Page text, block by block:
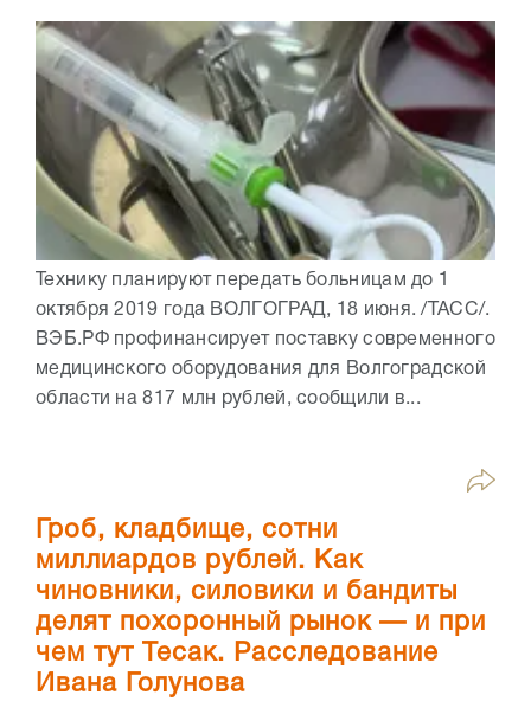
Технику планируют передать больницам до 1
октября 2019 года ВОЛГОГРАД, 18 июня. /ТАСС/.
ВЭБ.РФ профинансирует поставку современного
медицинского оборудования для Волгоградской
области на 817 млн рублей, сообщили в...
Гроб, кладбище, сотни
миллиардов рублей. Как
чиновники, силовики и бандиты
делят похоронный рынок — и при
чем тут Тесак. Расследование
Ивана Голунова